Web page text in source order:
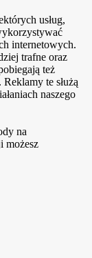
usług,
internetowych.
trafne oraz
też
te służą
naszego
na
możesz